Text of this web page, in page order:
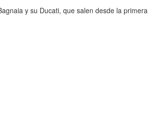
y su Ducati, que salen desde la primera